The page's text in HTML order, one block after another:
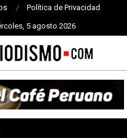
Política de Privacidad
5 agosto 2026